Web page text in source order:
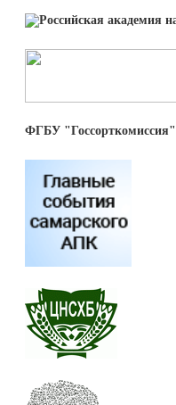
ФГБУ "Госсорткомиссия"